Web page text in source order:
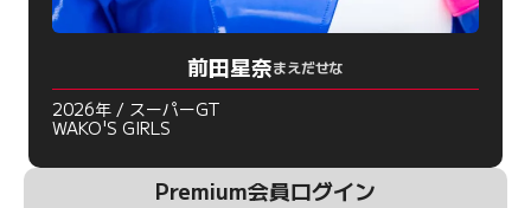
前田星奈まえだせな
2026年 / スーパーGT
WAKO'S GIRLS
Premium会員ログイン